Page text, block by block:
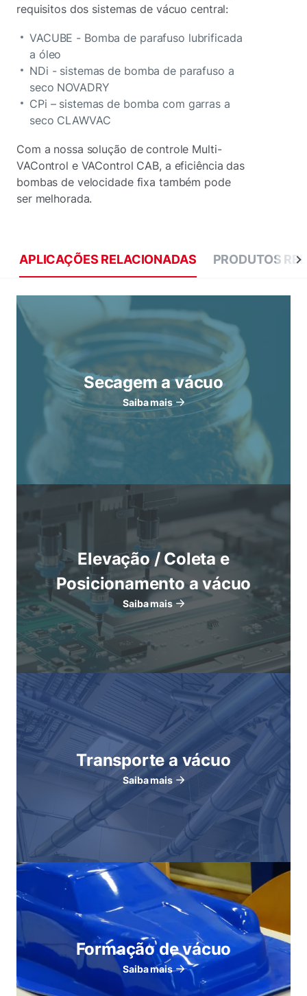
requisitos dos sistemas de vácuo central:
VACUBE - Bomba de parafuso lubrificada
a óleo
NDi - sistemas de bomba de parafuso a
seco NOVADRY
CPi – sistemas de bomba com garras a
seco CLAWVAC
Com a nossa solução de controle Multi-
VAControl e VAControl CAB, a eficiência das
bombas de velocidade fixa também pode
ser melhorada.
APLICAÇÕES RELACIONADAS PRODUTOS
Secagem a vácuo
Saiba mais
Elevação / Coleta e
Posicionamento a vácuo
Saiba mais
Transporte a vácuo
Saiba mais
Formação de vácuo
Saiba mais